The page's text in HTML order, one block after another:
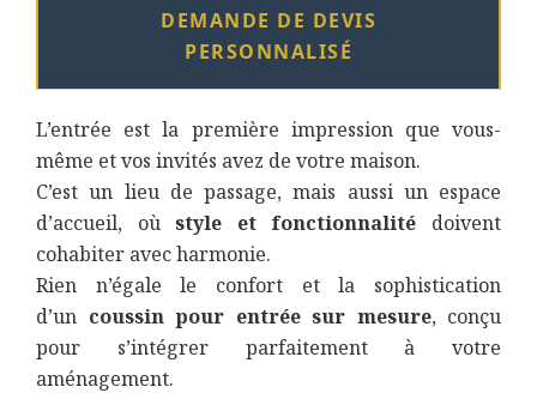
DEMANDE DE DEVIS
PERSONNALISÉ
L’entrée est la première impression que vous-
même et vos invités avez de votre maison.
C’est un lieu de passage, mais aussi un espace
d’accueil, oùstyle et fonctionnalité doivent
cohabiter avec harmonie.
Rien n’égale le confort et la sophistication
d’un coussin pour entrée sur mesure, conçu
pour s’intégrer parfaitement à votre
aménagement.